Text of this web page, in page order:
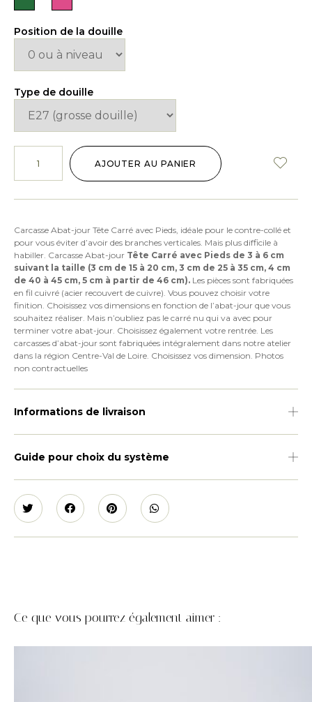
Position de la douille
Type de douille
AJOUTER AU PANIER
Carcasse Abat-jour Tête Carré avec Pieds, idéale pour le contre-collé et
pour vous éviter d’avoir des branches verticales. Mais plus difficile à
habiller. Carcasse Abat-jour Tête Carré avec Pieds de 3 à 6 cm
suivant la taille (3 cm de 15 à 20 cm, 3 cm de 25 à 35 cm, 4 cm
de 40 à 45 cm, 5 cm à partir de 46 cm). Les pièces sont fabriquées
en fil cuivré (acier recouvert de cuivre). Vous pouvez choisir votre
finition. Choisissez vos dimensions en fonction de l’abat-jour que vous
souhaitez réaliser. Mais n’oubliez pas le carré nu qui va avec pour
terminer votre abat-jour. Choisissez également votre rentrée. Les
carcasses d’abat-jour sont fabriquées intégralement dans notre atelier
dans la région Centre-Val de Loire. Choisissez vos dimension. Photos
non contractuelles
Informations de livraison
Guide pour choix du système
Ce que vous pourrez également aimer :